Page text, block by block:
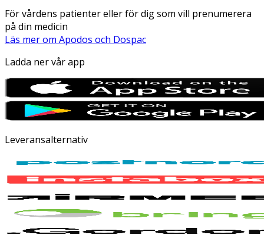
För vårdens patienter eller för dig som vill prenumerera
på din medicin
Läs mer om Apodos och Dospac
Ladda ner vår app
Leveransalternativ